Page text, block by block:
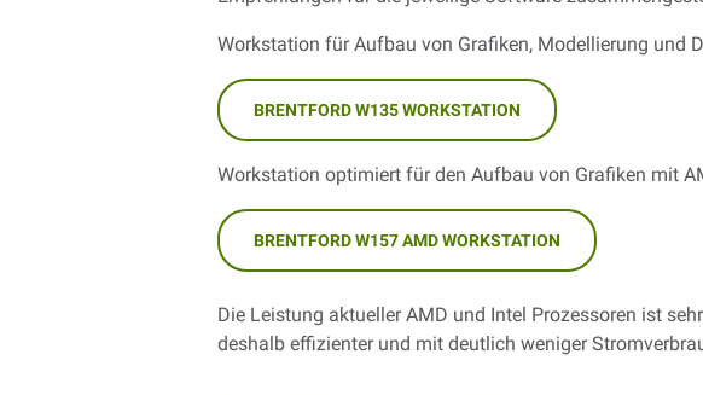
Workstation für Aufbau von Grafiken, Modellierung und
BRENTFORD W135 WORKSTATION
Workstation optimiert für den Aufbau von Grafiken mit
BRENTFORD W157 AMD WORKSTATION
Die Leistung aktueller AMD und Intel Prozessoren ist
deshalb effizienter und mit deutlich weniger